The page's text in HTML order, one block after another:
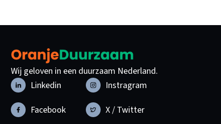
Wij geloven in een duurzaam Nederland.
Linkedin
Instragram
Facebook
X / Twitter